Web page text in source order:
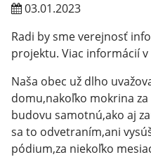
03.01.2023
Radi by sme verejnosť
projektu. Viac informácií
Naša obec už dlho
domu,nakoľko mokrina
budovu samotnú,ako aj
sa to odvetraním,ani
pódium,za niekoľko